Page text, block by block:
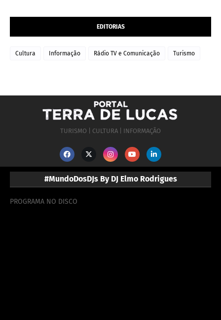
EDITORIAS
Cultura Informação Rádio TV e Comunicação Turismo
TURISMO | CULTURA | INFORMAÇÃO
#MundoDosDJs By DJ Elmo Rodrigues
PROGRAMA NO DISCO